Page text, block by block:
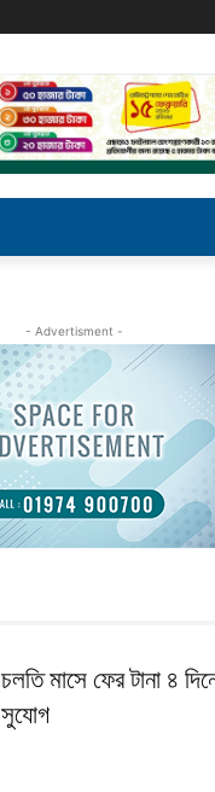
- Advertisment -
চলতি মাসে ফের টানা ৪
সুযোগ